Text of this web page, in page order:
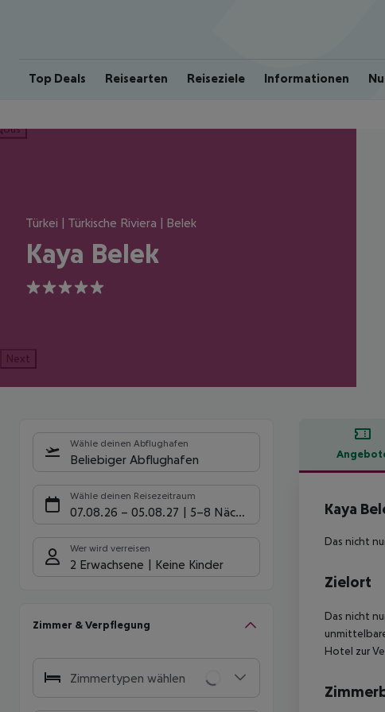
Top Deals Reisearten Reiseziele Informationen
Türkei | Türkische Riviera | Belek
Kaya Belek
5
Next
Wähle deinen Abflughafen
Beliebiger Abflughafen
Wähle deinen Reisezeitraum
07.08.26 – 05.08.27 5-8 Nächte
Wer wird verreisen
2 Erwachsene Keine Kinder
Zimmer & Verpflegung
Zimmertypen wählen
Kaya
Das nicht
Zielort
Das nicht
Hotel zur